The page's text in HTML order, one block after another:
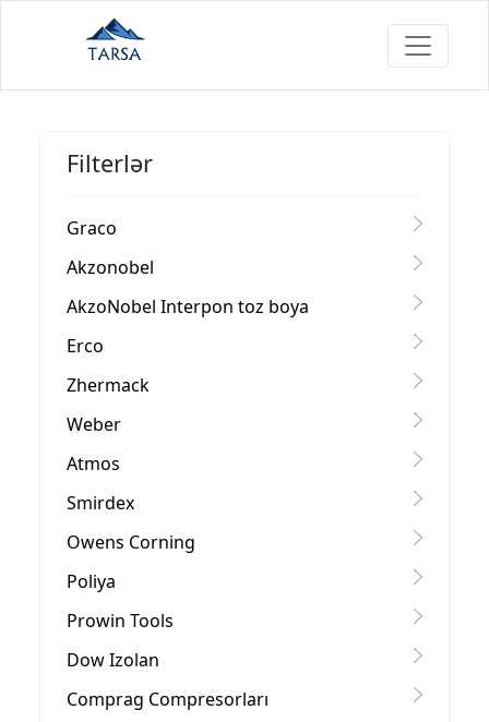
Filterlər
Graco
Akzonobel
AkzoNobel Interpon toz boya
Erco
Zhermack
Weber
Atmos
Smirdex
Owens Corning
Poliya
Prowin Tools
Dow Izolan
Comprag Compresorları